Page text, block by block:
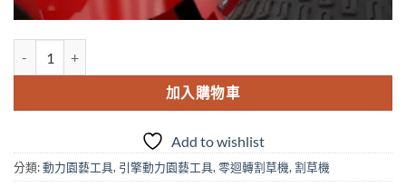
加入購物車
Add to wishlist
分類:動力園藝工具, 引擎動力園藝工具, 零迴轉割草機, 割草機